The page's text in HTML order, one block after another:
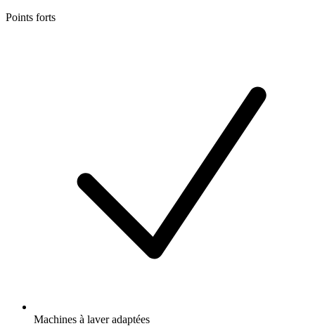
Points forts
Machines à laver adaptées